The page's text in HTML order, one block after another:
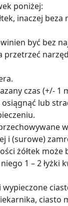
poniżej:
inaczej beza
być bez
przetrzeć
czas (+/- 1
lub
i (surowe)
żółtek może
1 – 2 łyżki
ciasto